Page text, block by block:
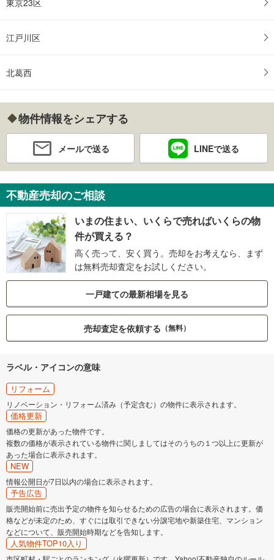
江戸川区
北葛西
物件情報をシェアする
メールで送る LINEで送る
不動産売却のご相談
いまの住まい、いくらで売ればいくらの物
件が買える？
高く売って、安く買う。売却をお考えなら、まず
は無料売却査定をお試しください。
一戸建ての最新相場を見る
売却査定を依頼する （無料）
ラベル・アイコンの意味
リフォーム
リノベーション・リフォーム済み（予定含む）の物件に表示されます。
価格更新
価格の更新があった物件です。
複数の価格が表示されている物件に関しましてはそのうちの１つ以上に更新が
あった場合に表示されます。
NEW
情報公開日が7日以内の場合に表示されます。
予告広告
販売開始前に売出予定の物件を知らせるための広告の場合に表示されます。価
格などが未定のため、すぐには取引できない分譲宅地や新築住宅、マンション
などについて、販売開始時期などを告知します。
人気物件TOP10入り